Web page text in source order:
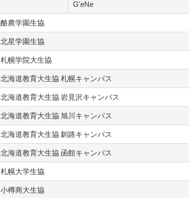
G'eNe
酪農学園生協
北星学園生協
札幌学院大生協
北海道教育大生協 札幌キャンパス
北海道教育大生協 岩見沢キャンパス
北海道教育大生協 旭川キャンパス
北海道教育大生協 釧路キャンパス
北海道教育大生協 函館キャンパス
札幌大学生協
小樽商大生協